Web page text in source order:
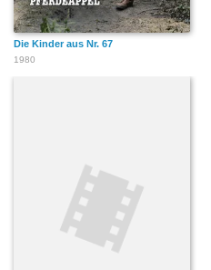
Die Kinder aus Nr. 67
1980